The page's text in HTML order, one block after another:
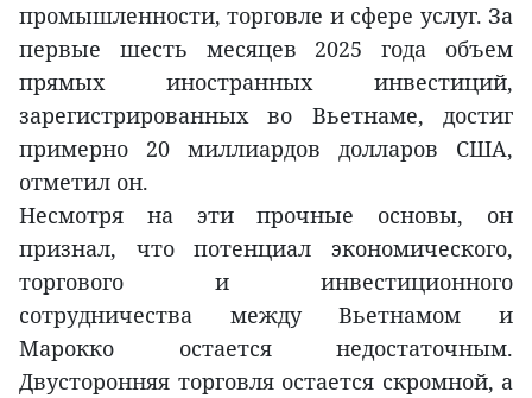
промышленности, торговле и сфере услуг. За
первые шесть месяцев 2025 года объем
прямых иностранных инвестиций,
зарегистрированных во Вьетнаме, достиг
примерно 20 миллиардов долларов США,
отметил он.
Несмотря на эти прочные основы, он
признал, что потенциал экономического,
торгового и инвестиционного
сотрудничества между Вьетнамом и
Марокко остается недостаточным.
Двусторонняя торговля остается скромной, а